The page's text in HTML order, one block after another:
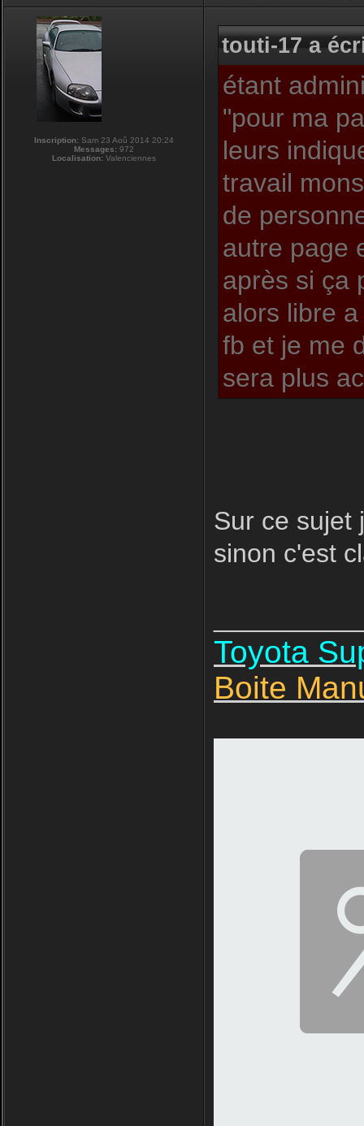
Inscription: Sam 23 Aoû 2014 20:24
Messages: 972
Localisation: Valenciennes
touti-17 a
étant
"pour ma
leurs
travail
de
autre page
après si ça
alors libre
fb et je me
sera plus
Sur ce sujet
sinon c'est
Toyota
Boite